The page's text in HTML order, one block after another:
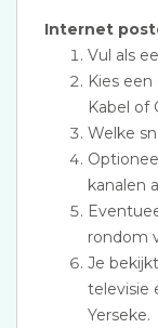
Internet
Vul als
Kies
Kabel of
Welke
kanalen
rondom
Je
televisie
Yerseke.